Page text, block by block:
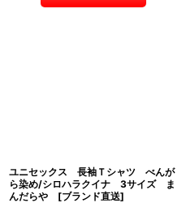
ユニセックス 長袖Ｔシャツ べんが
ら染め/シロハラクイナ 3サイズ ま
んだらや [ブランド直送]